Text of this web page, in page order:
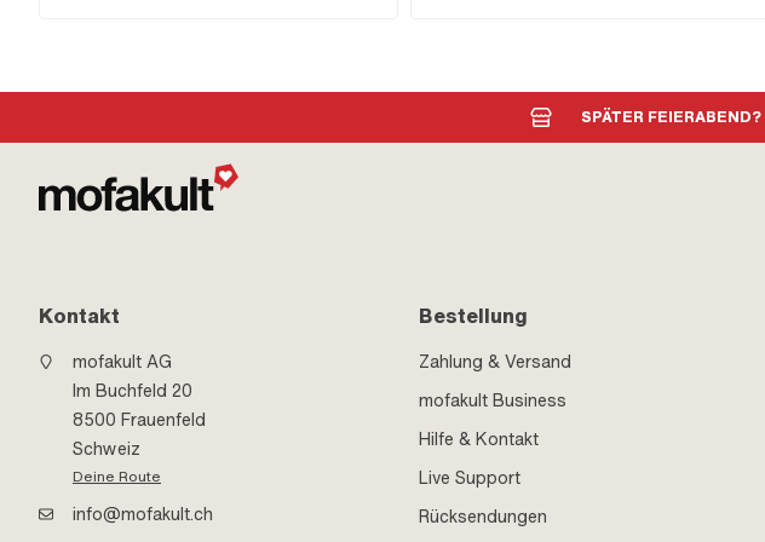
SPÄTER FEIERABEND?
Kontakt
mofakult AG
Im Buchfeld 20
8500 Frauenfeld
Schweiz
Deine Route
info@mofakult.ch
Bestellung
Zahlung & Versand
mofakult Business
Hilfe & Kontakt
Live Support
Rücksendungen